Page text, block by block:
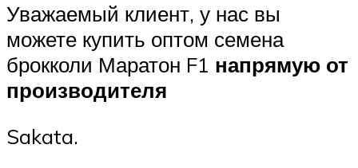
Уважаемый клиент, у нас вы
можете купить оптом семена
брокколи Маратон F1 напрямую от
производителя
Sakata.